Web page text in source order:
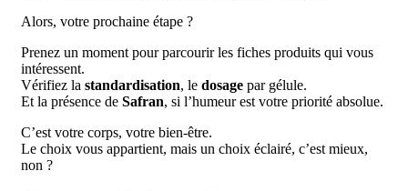
Alors, votre prochaine étape ?
Prenez un moment pour parcourir les fiches produits qui vous
intéressent.
Vérifiez la standardisation, le dosage par gélule.
Et la présence de Safran, si l’humeur est votre priorité absolue.
C’est votre corps, votre bien-être.
Le choix vous appartient, mais un choix éclairé, c’est mieux,
non ?